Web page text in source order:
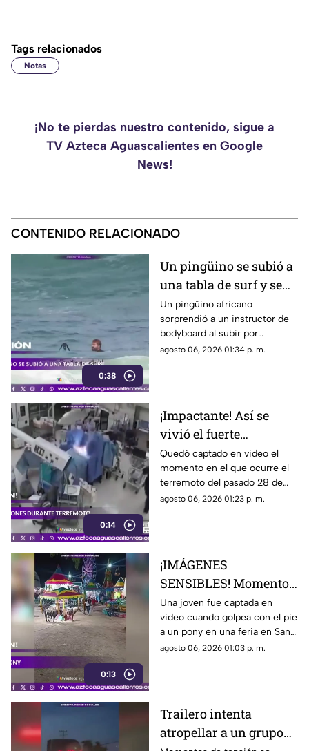
Tags relacionados
Notas
¡No te pierdas nuestro contenido, sigue a
TV Azteca Aguascalientes en Google
News!
CONTENIDO RELACIONADO
0:38
Un pingüino se subió a
una tabla de surf y se
viraliza
Un pingüino africano
sorprendió a un instructor de
bodyboard al subir por
iniciativa propia a su tabla y
agosto 06, 2026 01:34 p. m.
0:14
¡Impactante! Así se
vivió el fuerte
terremoto en el
quirófano de un
hospital
Quedó captado en video el
momento en el que ocurre el
terremoto del pasado 28 de
julio en Japón al interior de un
agosto 06, 2026 01:23 p. m.
0:13
¡IMÁGENES
SENSIBLES! Momento
en el que mujer golpea
a un pony durante una
feria
Una joven fue captada en
video cuando golpea con el pie
a un pony en una feria en San
Luis Potosí; el hecho ha
agosto 06, 2026 01:03 p. m.
Trailero intenta
atropellar a un grupo